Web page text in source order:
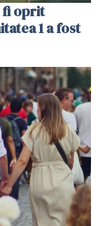
fi oprit
1 a fost